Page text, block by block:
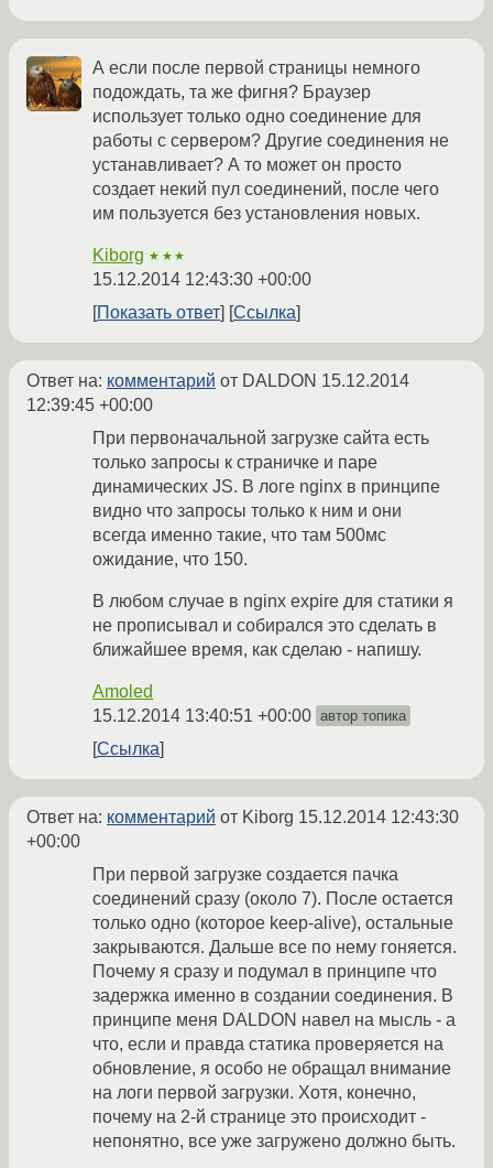
А если после первой страницы немного
подождать, та же фигня? Браузер
использует только одно соединение для
работы с сервером? Другие соединения не
устанавливает? А то может он просто
создает некий пул соединений, после чего
им пользуется без установления новых.
Kiborg ★★★
15.12.2014 12:43:30 +00:00
Показать ответ
Ссылка
Ответ на: комментарий от DALDON 15.12.2014
12:39:45 +00:00
При первоначальной загрузке сайта есть
только запросы к страничке и паре
динамических JS. В логе nginx в принципе
видно что запросы только к ним и они
всегда именно такие, что там 500мс
ожидание, что 150.
В любом случае в nginx expire для статики я
не прописывал и собирался это сделать в
ближайшее время, как сделаю - напишу.
Amoled
15.12.2014 13:40:51 +00:00 автор топика
Ссылка
Ответ на: комментарий от Kiborg 15.12.2014 12:43:30
+00:00
При первой загрузке создается пачка
соединений сразу (около 7). После остается
только одно (которое keep-alive), остальные
закрываются. Дальше все по нему гоняется.
Почему я сразу и подумал в принципе что
задержка именно в создании соединения. В
принципе меня DALDON навел на мысль - а
что, если и правда статика проверяется на
обновление, я особо не обращал внимание
на логи первой загрузки. Хотя, конечно,
почему на 2-й странице это происходит -
непонятно, все уже загружено должно быть.